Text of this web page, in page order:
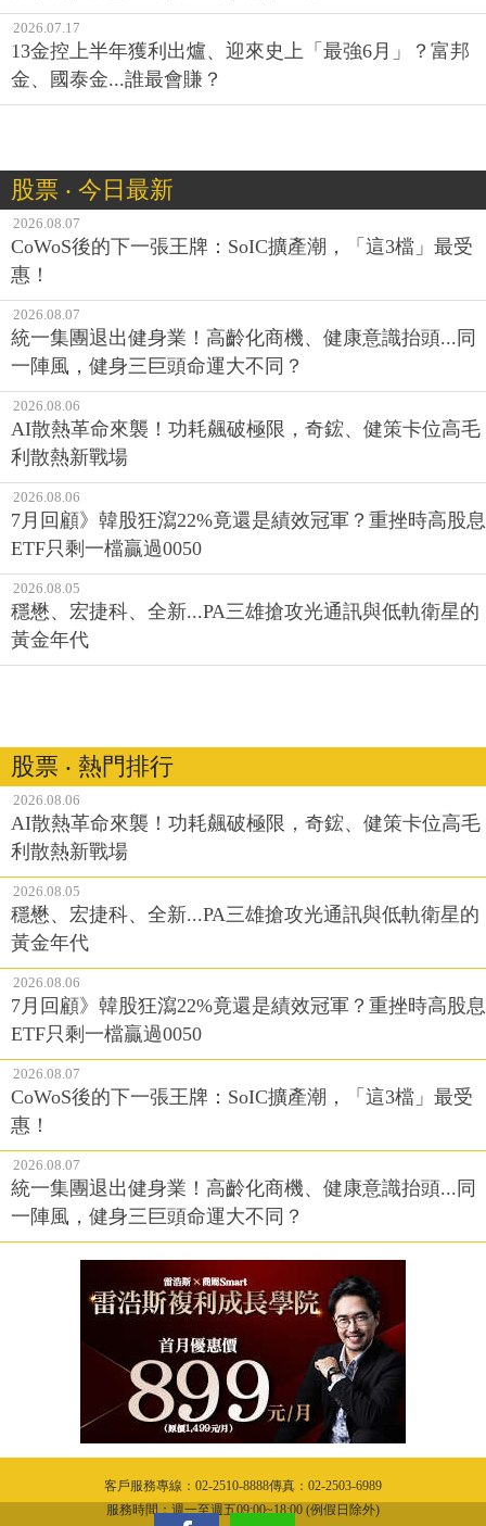
2026.07.17
13金控上半年獲利出爐、迎來史上「最強6月」？富邦
金、國泰金...誰最會賺？
股票 ‧ 今日最新
2026.08.07
CoWoS後的下一張王牌：SoIC擴產潮，「這3檔」最受
惠！
2026.08.07
統一集團退出健身業！高齡化商機、健康意識抬頭...同
一陣風，健身三巨頭命運大不同？
2026.08.06
AI散熱革命來襲！功耗飆破極限，奇鋐、健策卡位高毛
利散熱新戰場
2026.08.06
7月回顧》韓股狂瀉22%竟還是績效冠軍？重挫時高股息
ETF只剩一檔贏過0050
2026.08.05
穩懋、宏捷科、全新...PA三雄搶攻光通訊與低軌衛星的
黃金年代
股票 ‧ 熱門排行
2026.08.06
AI散熱革命來襲！功耗飆破極限，奇鋐、健策卡位高毛
利散熱新戰場
2026.08.05
穩懋、宏捷科、全新...PA三雄搶攻光通訊與低軌衛星的
黃金年代
2026.08.06
7月回顧》韓股狂瀉22%竟還是績效冠軍？重挫時高股息
ETF只剩一檔贏過0050
2026.08.07
CoWoS後的下一張王牌：SoIC擴產潮，「這3檔」最受
惠！
2026.08.07
統一集團退出健身業！高齡化商機、健康意識抬頭...同
一陣風，健身三巨頭命運大不同？
客戶服務專線：02-2510-8888傳真：02-2503-6989
服務時間：週一至週五09:00~18:00 (例假日除外)